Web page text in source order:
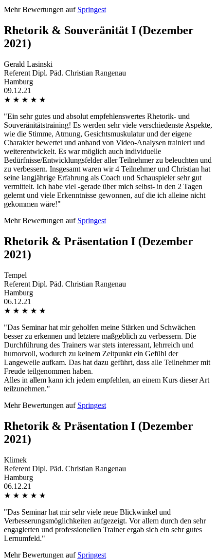
Mehr Bewertungen auf Springest
Rhetorik & Souveränität I (Dezember
2021)
Gerald Lasinski
Referent Dipl. Päd. Christian Rangenau
Hamburg
09.12.21
★ ★ ★ ★ ★
"Ein sehr gutes und absolut empfehlenswertes Rhetorik- und
Souveränitätstraining! Es werden sehr viele verschiedenste Aspekte,
wie die Stimme, Atmung, Gesichtsmuskulatur und der eigene
Charakter bewertet und anhand von Video-Analysen trainiert und
weiterentwickelt. Es war möglich auch individuelle
Bedürfnisse/Entwicklungsfelder aller Teilnehmer zu beleuchten und
zu verbessern. Insgesamt waren wir 4 Teilnehmer und Christian hat
seine langjährige Erfahrung als Coach und Schauspieler sehr gut
vermittelt. Ich habe viel -gerade über mich selbst- in den 2 Tagen
gelernt und viele Erkenntnisse gewonnen, auf die ich alleine nicht
gekommen wäre!"
Mehr Bewertungen auf Springest
Rhetorik & Präsentation I (Dezember
2021)
Tempel
Referent Dipl. Päd. Christian Rangenau
Hamburg
06.12.21
★ ★ ★ ★ ★
"Das Seminar hat mir geholfen meine Stärken und Schwächen
besser zu erkennen und letztere maßgeblich zu verbessern. Die
Durchführung des Trainers war stets interessant, lehrreich und
humorvoll, wodurch zu keinem Zeitpunkt ein Gefühl der
Langeweile aufkam. Das hat dazu geführt, dass alle Teilnehmer mit
Freude teilgenommen haben.
Alles in allem kann ich jedem empfehlen, an einem Kurs dieser Art
teilzunehmen."
Mehr Bewertungen auf Springest
Rhetorik & Präsentation I (Dezember
2021)
Klimek
Referent Dipl. Päd. Christian Rangenau
Hamburg
06.12.21
★ ★ ★ ★ ★
"Das Seminar hat mir sehr viele neue Blickwinkel und
Verbesserungsmöglichkeiten aufgezeigt. Vor allem durch den sehr
engagierten und professionellen Trainer ergab sich ein sehr gutes
Lernumfeld."
Mehr Bewertungen auf Springest